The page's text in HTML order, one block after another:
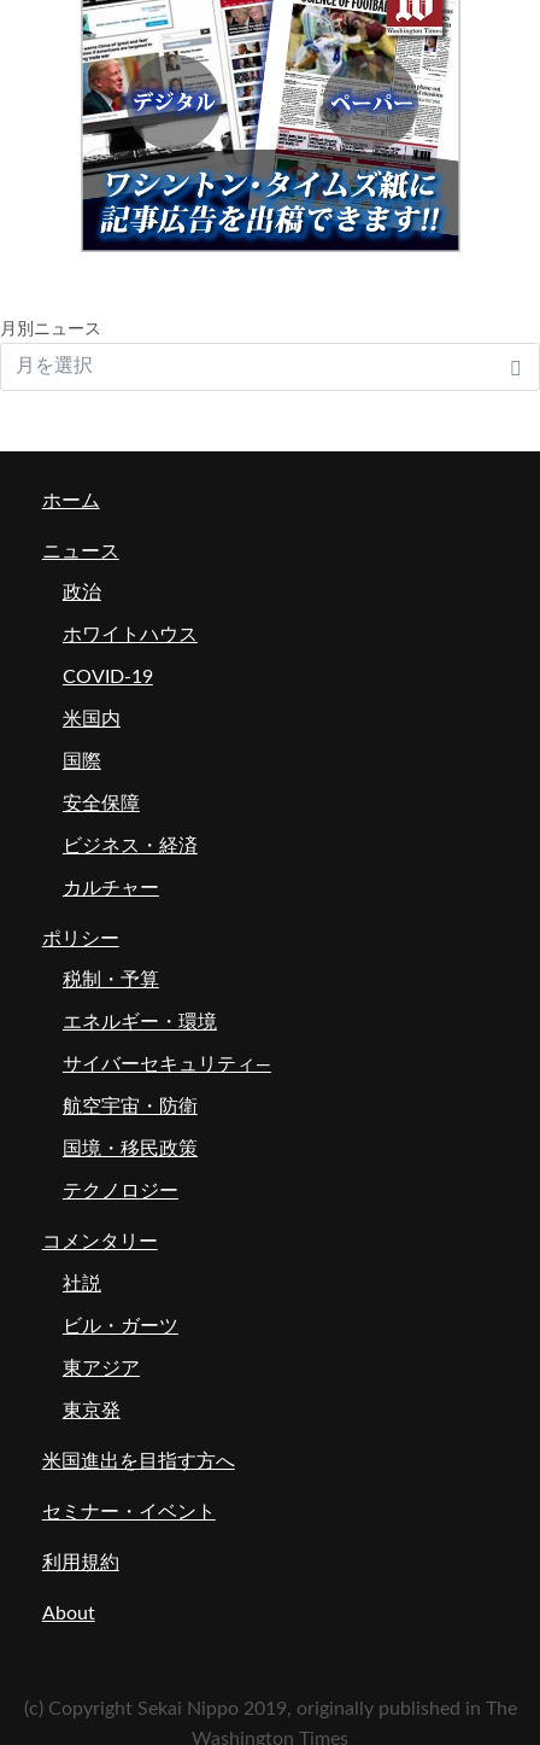
月別ニュース
ホーム
ニュース
政治
ホワイトハウス
COVID-19
米国内
国際
安全保障
ビジネス・経済
カルチャー
ポリシー
税制・予算
エネルギー・環境
サイバーセキュリティ―
航空宇宙・防衛
国境・移民政策
テクノロジー
コメンタリー
社説
ビル・ガーツ
東アジア
東京発
米国進出を目指す方へ
セミナー・イベント
利用規約
About
(c) Copyright Sekai Nippo 2019, originally published in The
Washington Times